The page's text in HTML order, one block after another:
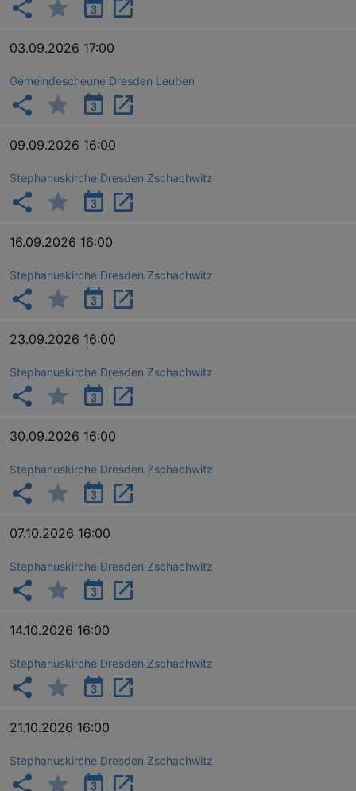
03.09.2026 17:00
Gemeindescheune Dresden Leuben
09.09.2026 16:00
Stephanuskirche Dresden Zschachwitz
16.09.2026 16:00
Stephanuskirche Dresden Zschachwitz
23.09.2026 16:00
Stephanuskirche Dresden Zschachwitz
30.09.2026 16:00
Stephanuskirche Dresden Zschachwitz
07.10.2026 16:00
Stephanuskirche Dresden Zschachwitz
14.10.2026 16:00
Stephanuskirche Dresden Zschachwitz
21.10.2026 16:00
Stephanuskirche Dresden Zschachwitz